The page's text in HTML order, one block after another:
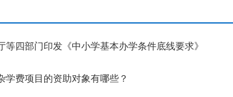
等四部门印发《中小学基本办学条件底线要求》
学费项目的资助对象有哪些？